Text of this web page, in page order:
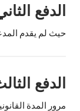
الدفع
حيث لم يقدم
الدفع
مرور المدة